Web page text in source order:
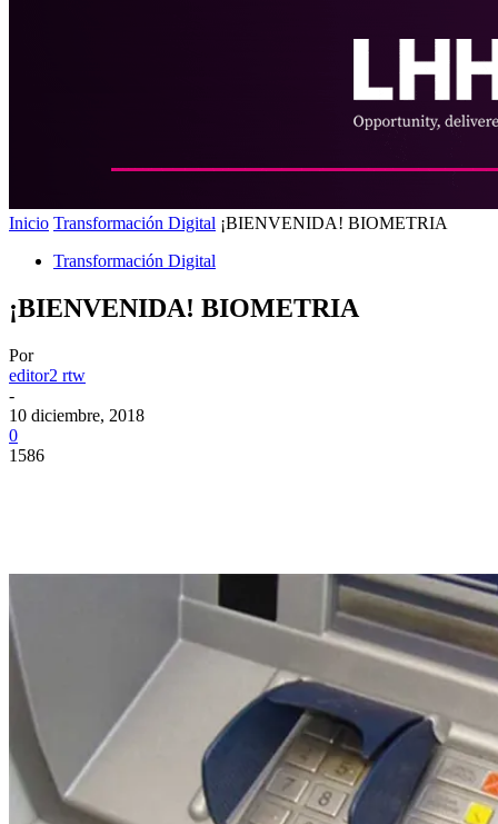
Inicio Transformación Digital ¡BIENVENIDA! BIOMETRIA
Transformación Digital
¡BIENVENIDA! BIOMETRIA
Por
editor2 rtw
-
10 diciembre, 2018
0
1586